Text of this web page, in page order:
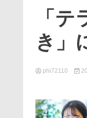
「
き」
phi72110